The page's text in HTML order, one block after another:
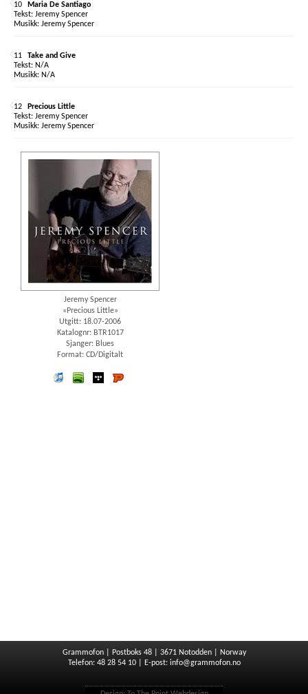
10
Maria De Santiago
Jeremy Spencer
Jeremy Spencer
11
Take and Give
N/A
N/A
12
Precious Little
Jeremy Spencer
Jeremy Spencer
Jeremy Spencer
«Precious Little»
Utgitt: 18.07-2006
Katalognr: BTR1017
Sjanger: Blues
Format: CD/Digitalt
iTunes spotify wimp
Grammofon | Postboks 48 | 3671 Notodden | Norway
Telefon: 48 28 54 10 | E-post: info@grammofon.no